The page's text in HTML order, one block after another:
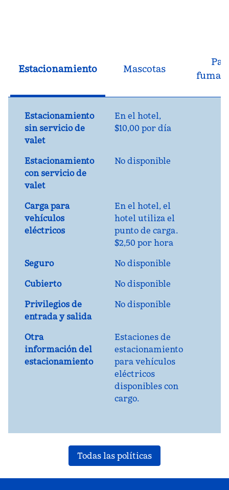
Estacionamiento Mascotas
Estacionamiento
sin servicio de
valet
En el hotel,
$10,00 por día
Estacionamiento
con servicio de
valet
No disponible
Carga para
vehículos
eléctricos
En el hotel, el
hotel utiliza el
punto de carga.
$2,50 por hora
Seguro
No disponible
Cubierto
No disponible
Privilegios de
entrada y salida
No disponible
Otra
información del
estacionamiento
Estaciones de
estacionamiento
para vehículos
eléctricos
disponibles con
cargo.
Todas las políticas